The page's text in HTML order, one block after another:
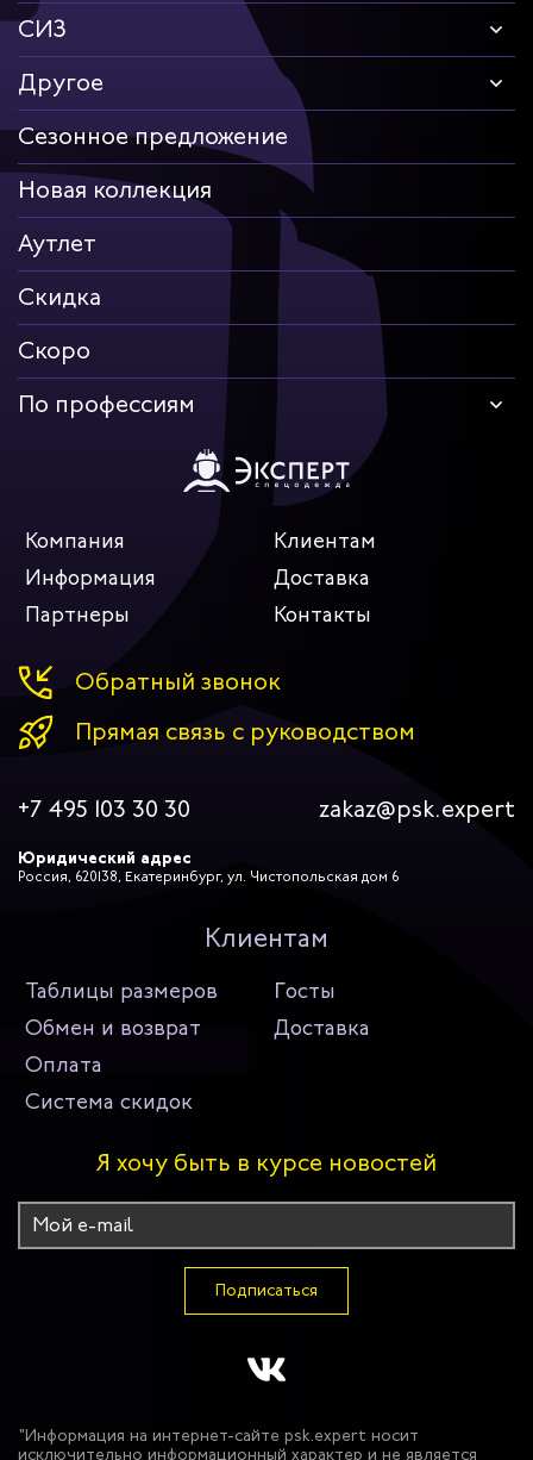
работников
СИЗ
Другое
Сезонное предложение
Новая коллекция
Аутлет
Скидка
Скоро
По профессиям
Компания
Клиентам
Информация
Доставка
Партнеры
Контакты
Обратный звонок
Прямая связь с руководством
+7 495 103 30 30 zakaz@psk.expert
Юридический адрес
Россия, 620138, Екатеринбург, ул. Чистопольская дом 6
Клиентам
Таблицы размеров
Госты
Обмен и возврат
Доставка
Оплата
Система скидок
Я хочу быть в курсе новостей
Подписаться
"Информация на интернет-сайте psk.expert носит
исключительно информационный характер и не является